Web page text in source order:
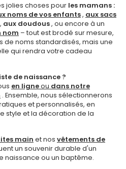
jolies choses pour les mamans :
noms de vos enfants, aux sacs
, aux doudous, ou encore à un
nom – tout est brodé sur mesure,
de noms standardisés, mais une
qui rendra votre cadeau
de naissance ?
en ligneou dans notre
. Ensemble, nous sélectionnerons
et personnalisés, en
style et la décoration de la
main et nos vêtements de
un souvenir durable d'un
naissance ou un baptême.